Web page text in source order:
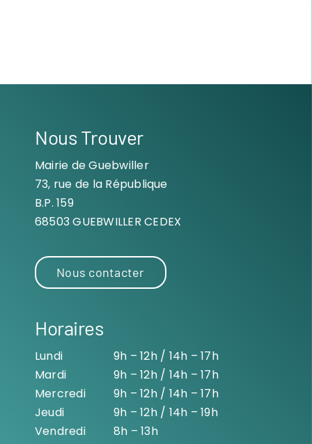
Nous Trouver
Mairie de Guebwiller
73, rue de la République
B.P. 159
68503 GUEBWILLER CEDEX
Nous contacter
Horaires
Lundi
9h – 12h / 14h – 17h
Mardi
9h – 12h / 14h – 17h
Mercredi
9h – 12h / 14h – 17h
Jeudi
9h – 12h / 14h – 19h
Vendredi
8h – 13h